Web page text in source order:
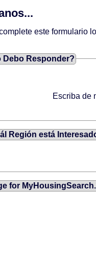
este formulario
Debo Responder?
Escriba de
Región está
for